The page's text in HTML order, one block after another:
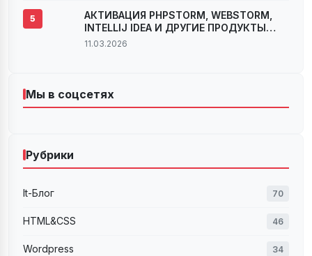
5
АКТИВАЦИЯ PHPSTORM, WEBSTORM,
INTELLIJ IDEA И ДРУГИЕ ПРОДУКТЫ
JETBRAINS ВЕРСИИ 2022.2.X И 2022.3
11.03.2026
Мы в соцсетях
Рубрики
It-Блог 70
HTML&CSS 46
Wordpress 34